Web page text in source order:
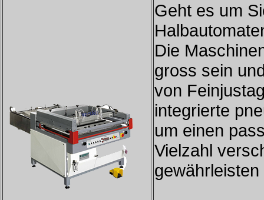
Geht es um
Die
gross sein
von
integrierte
um einen
Vielzahl